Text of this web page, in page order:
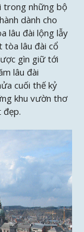
trong những bộ
dành cho
lâu đài lộng lẫy
tòa lâu đài cổ
gìn giữ tới
lâu đài
cuối thế kỷ
khu vườn thơ
đẹp.